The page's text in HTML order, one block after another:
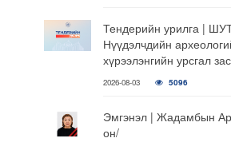
Тендерийн урилга |
Нүүдэлчдийн
хүрээлэнгийн урсгал
2026-08-03 5096
Эмгэнэл | Жадамбын
он/